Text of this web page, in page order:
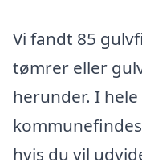
Vi fandt 85
tømrer eller
herunder. I
hvis du vil